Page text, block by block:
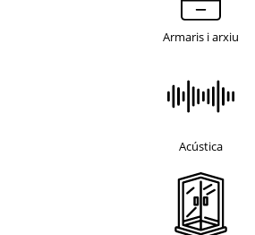
Armaris i arxiu
Acústica